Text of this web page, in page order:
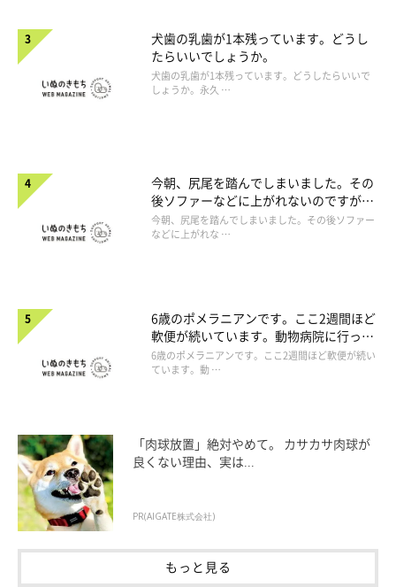
犬歯の乳歯が1本残っています。どうし
たらいいでしょうか。
犬歯の乳歯が1本残っています。どうしたらいいで
しょうか。永久 …
今朝、尻尾を踏んでしまいました。その
後ソファーなどに上がれないのですが、
大丈夫でしょうか。
今朝、尻尾を踏んでしまいました。その後ソファー
などに上がれな …
6歳のポメラニアンです。ここ2週間ほど
軟便が続いています。動物病院に行った
ほうがよいですか。
6歳のポメラニアンです。ここ2週間ほど軟便が続い
ています。動 …
「肉球放置」絶対やめて。 カサカサ肉球が
良くない理由、実は...
PR(AIGATE株式会社)
もっと見る